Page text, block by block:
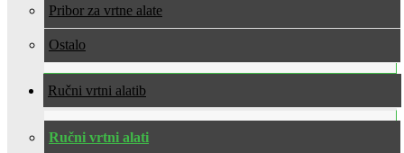
Pribor za vrtne alate
Ostalo
Ručni vrtni alati
Ručni vrtni alati